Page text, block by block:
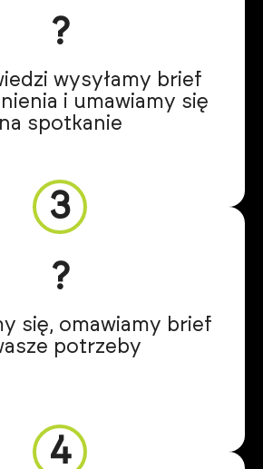
?️
wysyłamy brief
i umawiamy się
na spotkanie
3
?
się, omawiamy brief
potrzeby
4